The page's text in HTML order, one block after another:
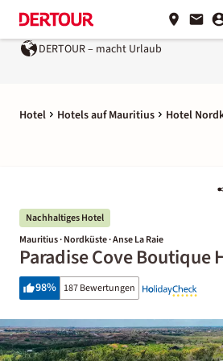
DERTOUR – macht Urlaub
Hotel Hotels auf Mauritius Hotel
Nachhaltiges Hotel
Mauritius · Nordküste · Anse La Raie
Paradise Cove Boutique
98% 187 Bewertungen